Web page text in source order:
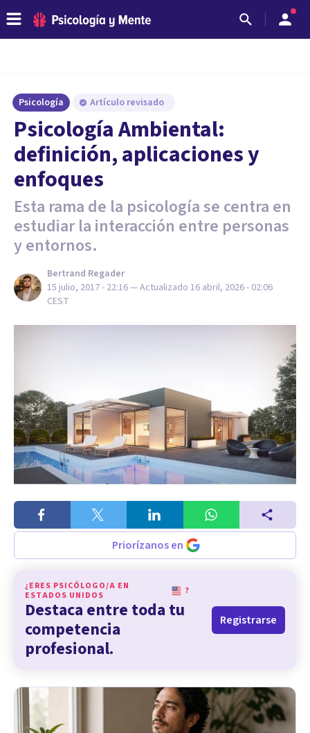
Psicología Artículo revisado
Psicología Ambiental:
definición, aplicaciones y
enfoques
Esta rama de la psicología se centra en
estudiar la interacción entre personas
y entornos.
Bertrand Regader
15 julio, 2017 - 22:16— Actualizado 16 abril, 2026 - 02:06
CEST
Priorízanos en
¿ERES PSICÓLOGO/A EN
ESTADOS UNIDOS
?
Destaca entre toda tu
competencia
profesional.
Registrarse